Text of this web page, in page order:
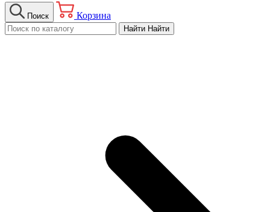
Поиск Корзина
Найти Найти